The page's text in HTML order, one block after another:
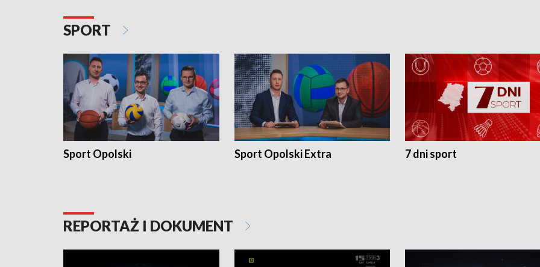
SPORT
Sport Opolski Sport Opolski Extra 7 dni sport
REPORTAŻ I DOKUMENT